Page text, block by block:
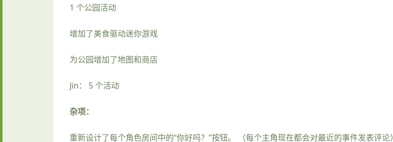
1 个公园活动
增加了美食驱动迷你游戏
为公园增加了地图和商店
Jin： 5 个活动
杂项：
重新设计了每个角色房间中的“你好吗？”按钮。 （每个主角现在都会对最近的事件发表评论）